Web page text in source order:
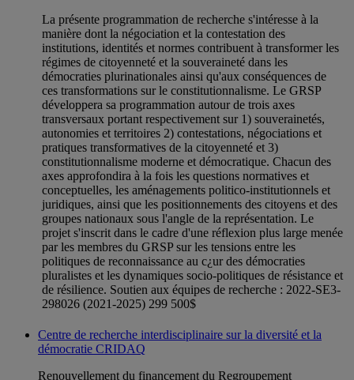
La présente programmation de recherche s'intéresse à la
manière dont la négociation et la contestation des
institutions, identités et normes contribuent à transformer les
régimes de citoyenneté et la souveraineté dans les
démocraties plurinationales ainsi qu'aux conséquences de
ces transformations sur le constitutionnalisme. Le GRSP
développera sa programmation autour de trois axes
transversaux portant respectivement sur 1) souverainetés,
autonomies et territoires 2) contestations, négociations et
pratiques transformatives de la citoyenneté et 3)
constitutionnalisme moderne et démocratique. Chacun des
axes approfondira à la fois les questions normatives et
conceptuelles, les aménagements politico-institutionnels et
juridiques, ainsi que les positionnements des citoyens et des
groupes nationaux sous l'angle de la représentation. Le
projet s'inscrit dans le cadre d'une réflexion plus large menée
par les membres du GRSP sur les tensions entre les
politiques de reconnaissance au c¿ur des démocraties
pluralistes et les dynamiques socio-politiques de résistance et
de résilience. Soutien aux équipes de recherche : 2022-SE3-
298026 (2021-2025) 299 500$
Centre de recherche interdisciplinaire sur la diversité et la
démocratie CRIDAQ
Renouvellement du financement du Regroupement